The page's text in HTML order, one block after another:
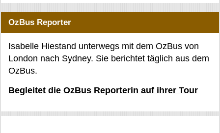
OzBus Reporter
Isabelle Hiestand unterwegs mit dem OzBus von
London nach Sydney. Sie berichtet täglich aus dem
OzBus.
Begleitet die OzBus Reporterin auf ihrer Tour